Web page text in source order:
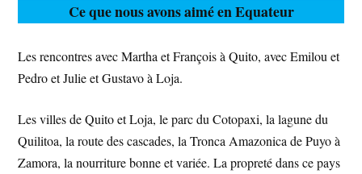
Ce que nous avons aimé en Equateur
Les rencontres avec Martha et François à Quito, avec Emilou et
Pedro et Julie et Gustavo à Loja.
Les villes de Quito et Loja, le parc du Cotopaxi, la lagune du
Quilitoa, la route des cascades, la Tronca Amazonica de Puyo à
Zamora, la nourriture bonne et variée. La propreté dans ce pays